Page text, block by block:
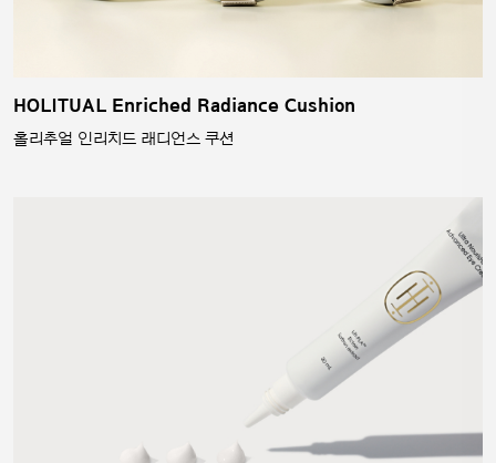
HOLITUAL Enriched Radiance Cushion
홀리추얼 인리치드 래디언스 쿠션